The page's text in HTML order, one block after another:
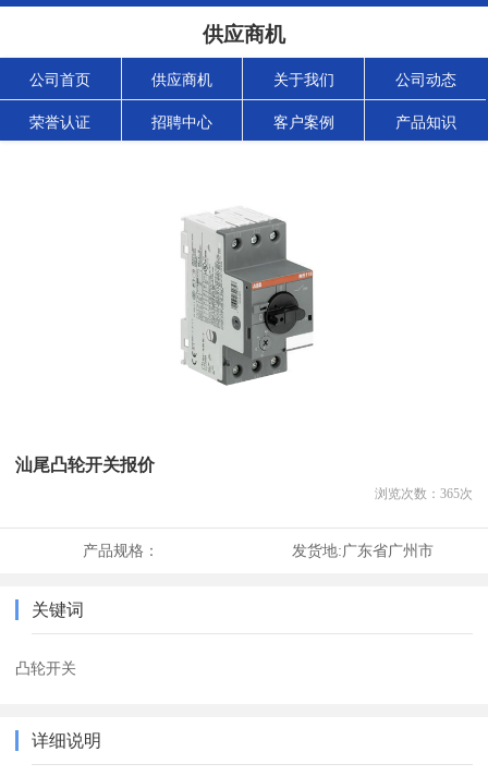
供应商机
公司首页 供应商机 关于我们 公司动态
荣誉认证 招聘中心 客户案例 产品知识
汕尾凸轮开关报价
浏览次数： 365次
产品规格： 发货地:广东省广州市
关键词
凸轮开关
详细说明